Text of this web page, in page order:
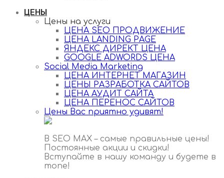
ЦЕНЫ
Цены на услуги
ЦЕНА SEO ПРОДВИЖЕНИЕ
ЦЕНА LANDING PAGE
ЯНДЕКС ДИРЕКТ ЦЕНА
GOOGLE ADWORDS ЦЕНА
Social Media Marketing
ЦЕНА ИНТЕРНЕТ МАГАЗИН
ЦЕНЫ РАЗРАБОТКА САЙТОВ
ЦЕНА АУДИТ САЙТА
ЦЕНА ПЕРЕНОС САЙТОВ
Цены Вас приятно удивят!
В SEO MAX – самые правильные цены!
Постоянные акции и скидки!
Вступайте в нашу команду и будете в
топе!